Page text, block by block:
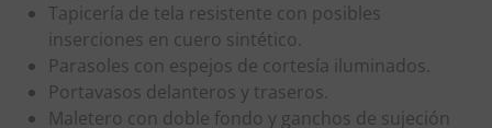
Tapicería de tela resistente con posibles
inserciones en cuero sintético.
Parasoles con espejos de cortesía iluminados.
Portavasos delanteros y traseros.
Maletero con doble fondo y ganchos de sujeción